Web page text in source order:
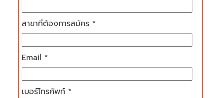
สาขาที่ต้องการสมัคร *
Email *
เบอร์โทรศัพท์ *